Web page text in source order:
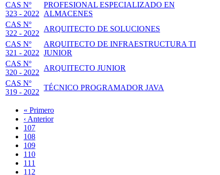
CAS Nº
323 - 2022
PROFESIONAL ESPECIALIZADO EN
ALMACENES
CAS Nº
322 - 2022
ARQUITECTO DE SOLUCIONES
CAS Nº
321 - 2022
ARQUITECTO DE INFRAESTRUCTURA TI
JUNIOR
CAS Nº
320 - 2022
ARQUITECTO JUNIOR
CAS Nº
319 - 2022
TÉCNICO PROGRAMADOR JAVA
Paginación
Primera
página
« Primero
Página
anterior
‹ Anterior
Page
107
Page
108
Page
109
Page
110
Página
actual
111
Page
112